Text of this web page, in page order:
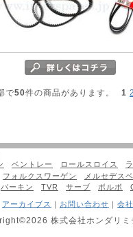
で50件の商品があります。 1
ベントレー ロールスロイス
フォルクスワーゲン
メルセデス
バーキン TVR サーブ ボルボ
アーカイブス ｜ お問い合わせ ｜ 会
株式会社ホンダリ